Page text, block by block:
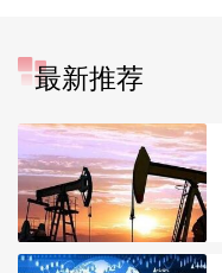
最新推荐